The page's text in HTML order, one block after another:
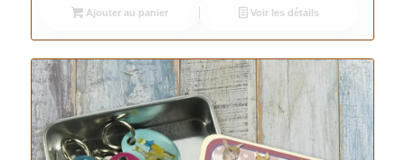
Ajouter au panier Voir les détails